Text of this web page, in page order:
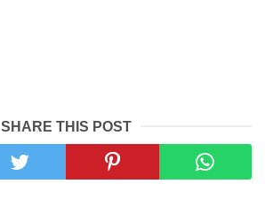
SHARE THIS POST